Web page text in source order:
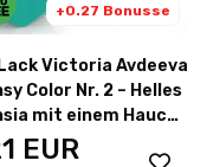
+0.27 Bonusse
Victoria Avdeeva
Color Nr. 2 – Helles
mit einem Hauch
12ml
EUR